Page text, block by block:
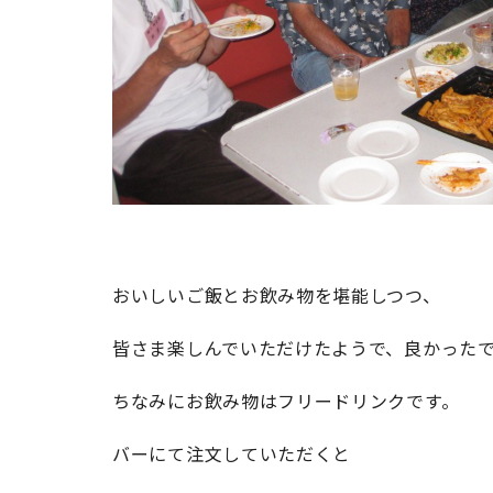
おいしいご飯とお飲み物を堪能しつつ、
皆さま楽しんでいただけたようで、良かった
ちなみにお飲み物はフリードリンクです。
バーにて注文していただくと